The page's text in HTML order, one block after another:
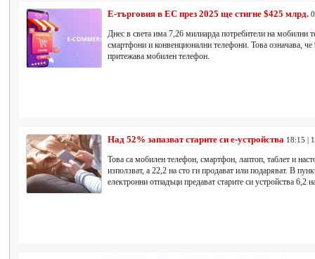
Е-търговия в ЕС през 2025 ще стигне $425 млрд.
Днес в света има 7,26 милиарда потребители на мобилни
смартфони и конвенционални телефони. Това означава, че
притежава мобилен телефон.
Над 52% запазват старите си е-устройства 18:15 |
Това са мобилен телефон, смартфон, лаптоп, таблет и
използват, а 22,2 на сто ги продават или подаряват. В
електронни отпадъци предават старите си устройства